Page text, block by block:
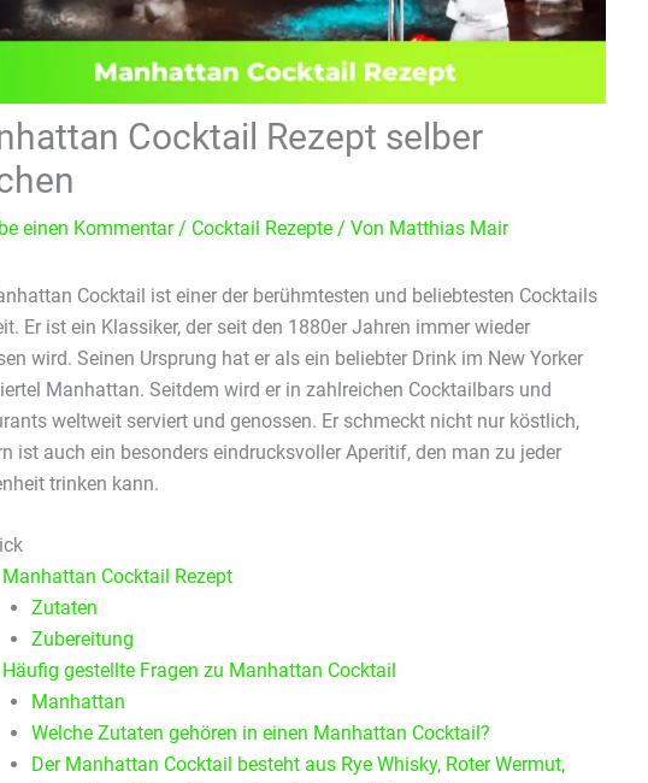
Cocktail Rezept selber
einen Kommentar / Cocktail Rezepte/ Von Matthias Mair
Cocktail ist einer der berühmtesten und beliebtesten Cocktails
Er ist ein Klassiker, der seit den 1880er Jahren immer wieder
wird. Seinen Ursprung hat er als ein beliebter Drink im New Yorker
Manhattan. Seitdem wird er in zahlreichen Cocktailbars und
weltweit serviert und genossen. Er schmeckt nicht nur köstlich,
ist auch ein besonders eindrucksvoller Aperitif, den man zu jeder
trinken kann.
Manhattan Cocktail Rezept
Zutaten
Zubereitung
Häufig gestellte Fragen zu Manhattan Cocktail
Manhattan
Welche Zutaten gehören in einen Manhattan Cocktail?
Der Manhattan Cocktail besteht aus Rye Whisky, Roter Wermut,